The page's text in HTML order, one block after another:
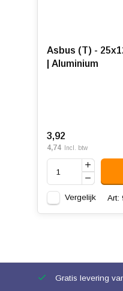
Asbus (T) -
| Aluminium
3,92
4,74 Incl. btw
Vergelijk Art:
Gratis levering